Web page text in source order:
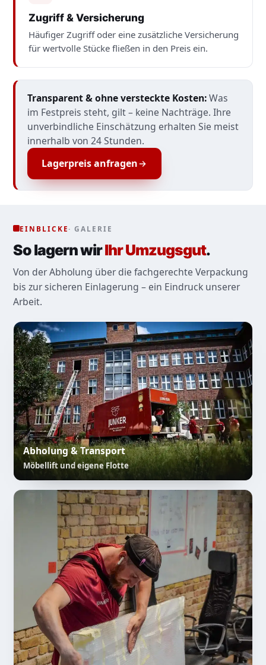
Zugriff & Versicherung
Häufiger Zugriff oder eine zusätzliche Versicherung
für wertvolle Stücke fließen in den Preis ein.
Transparent & ohne versteckte Kosten:Was
im Festpreis steht, gilt – keine Nachträge. Ihre
unverbindliche Einschätzung erhalten Sie meist
innerhalb von 24 Stunden.
Lagerpreis anfragen
EINBLICKE· GALERIE
So lagern wirIhr Umzugsgut.
Von der Abholung über die fachgerechte Verpackung
bis zur sicheren Einlagerung – ein Eindruck unserer
Arbeit.
Abholung & Transport
Möbellift und eigene Flotte